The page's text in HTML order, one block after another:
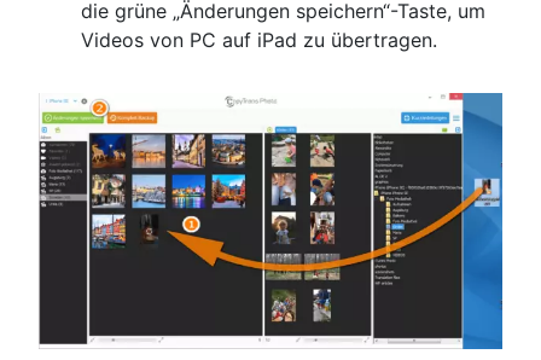
die grüne „Änderungen speichern“-Taste, um
Videos von PC auf iPad zu übertragen.